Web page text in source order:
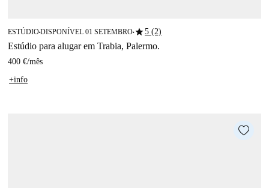
ESTÚDIO■DISPONÍVEL 01 SETEMBRO■star5 (2)
Estúdio para alugar em Trabia, Palermo.
400 €/mês
+info